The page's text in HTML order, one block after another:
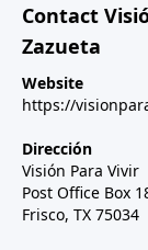
Contact
Zazueta
Website
https://
Dirección
Visión Para Vivir
Post Office Box
Frisco, TX 75034